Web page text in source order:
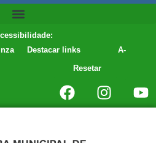
Destacar links
A-
Resetar